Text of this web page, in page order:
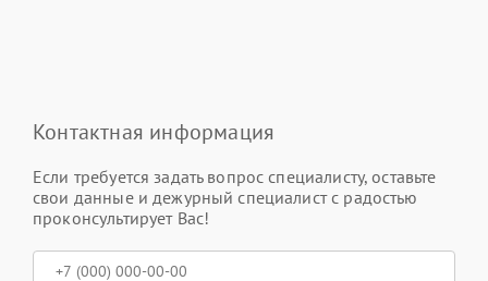
Контактная информация
Если требуется задать вопрос специалисту, оставьте
свои данные и дежурный специалист с радостью
проконсультирует Вас!